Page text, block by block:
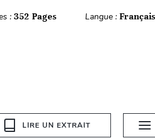
: 352 Pages Langue :Français
LIRE UN EXTRAIT